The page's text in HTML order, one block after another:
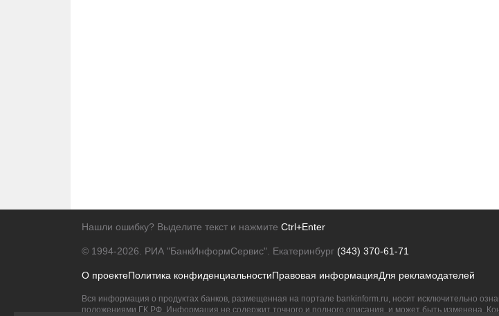
Нашли ошибку? Выделите текст и нажмите Ctrl+Enter
© 1994-2026. РИА "БанкИнформСервис". Екатеринбург (343) 370-61-71
О проектеПолитика конфиденциальностиПравовая информацияДля рекламодателей
Вся информация о продуктах банков, размещенная на портале bankinform.ru, носит исключительно
положениями ГК РФ. Информация не содержит точного и полного описания, и может быть изменена.